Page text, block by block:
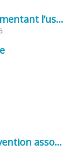
Arrêté préfectoral réglementant l’usage de l’eau
CERFA demande de subvention association